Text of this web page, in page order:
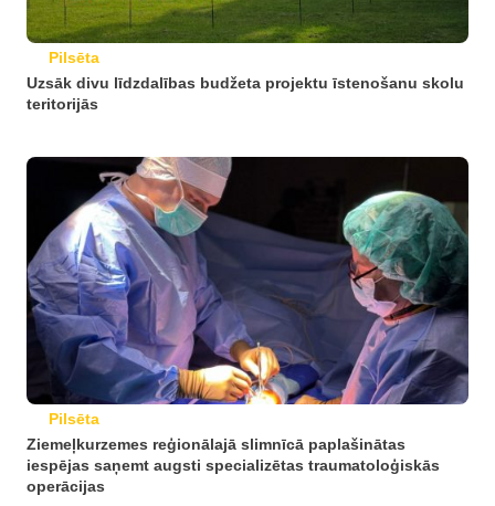
Pilsēta
Uzsāk divu līdzdalības budžeta projektu īstenošanu skolu
teritorijās
Pilsēta
Ziemeļkurzemes reģionālajā slimnīcā paplašinātas
iespējas saņemt augsti specializētas traumatoloģiskās
operācijas